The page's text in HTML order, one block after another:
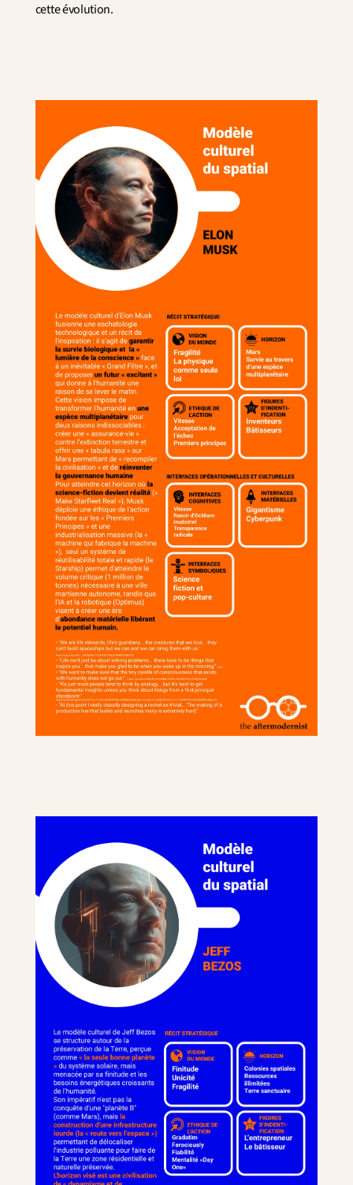
cette évolution.